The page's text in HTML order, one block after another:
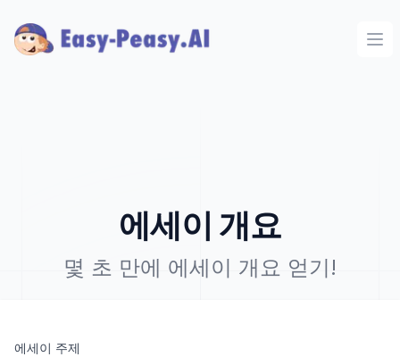
에세이 개요
몇 초 만에 에세이 개요 얻기!
에세이 주제